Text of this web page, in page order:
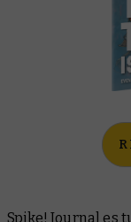
Spike! Journal es